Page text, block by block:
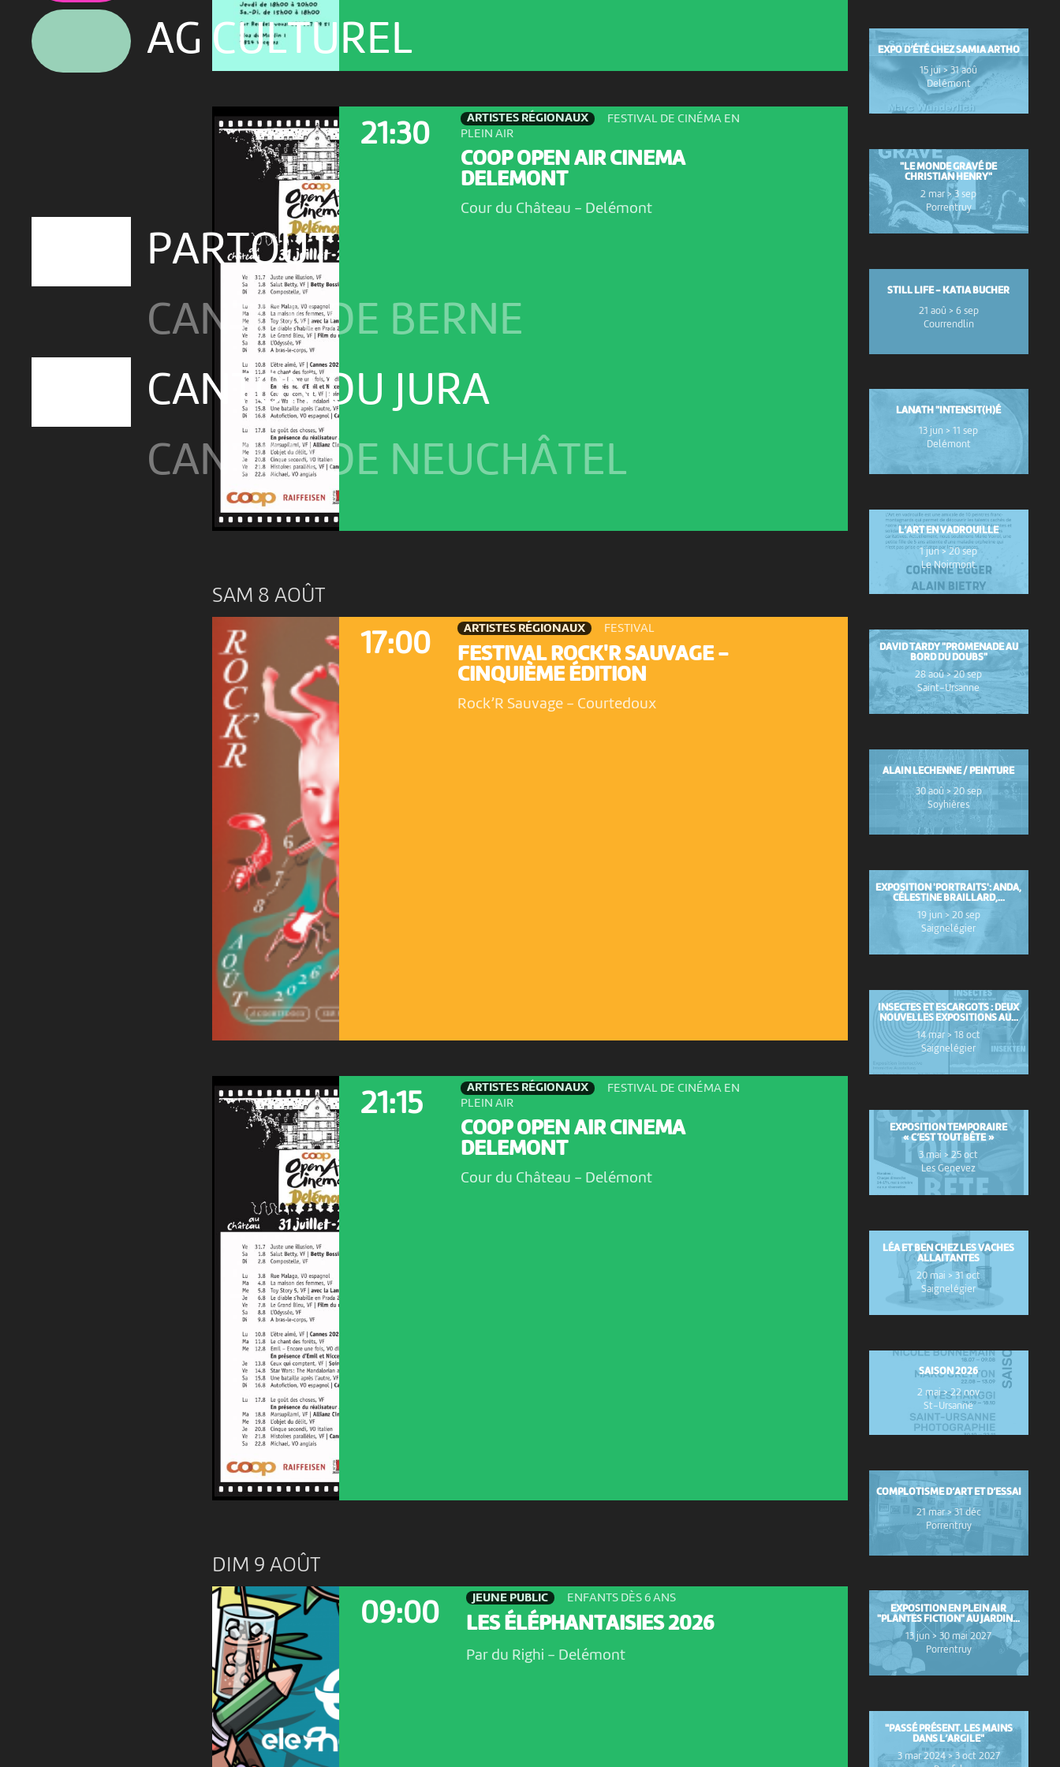
AG CULTUREL
PARTOUT
CANTON DE BERNE
CANTON DU JURA
CANTON DE NEUCHÂTEL
21:30
ARTISTES RÉGIONAUX
FESTIVAL DE CINÉMA EN
PLEIN AIR
COOP OPEN AIR CINEMA
DELEMONT
Cour du Château - Delémont
SAM 8 AOÛT
17:00
ARTISTES RÉGIONAUX FESTIVAL
FESTIVAL ROCK'R SAUVAGE -
CINQUIÈME ÉDITION
Rock’R Sauvage - Courtedoux
21:15
ARTISTES RÉGIONAUX
FESTIVAL DE CINÉMA EN
PLEIN AIR
COOP OPEN AIR CINEMA
DELEMONT
Cour du Château - Delémont
DIM 9 AOÛT
09:00
JEUNE PUBLIC ENFANTS DÈS 6 ANS
LES ÉLÉPHANTAISIES 2026
Par du Righi - Delémont
EXPO D’ÉTÉ CHEZ SAMIA ARTHO
15 jui > 31 aoû
Delémont
"LE MONDE GRAVÉ DE
CHRISTIAN HENRY"
2 mar > 3 sep
Porrentruy
STILL LIFE - KATIA BUCHER
21 aoû > 6 sep
Courrendlin
LANATH "INTENSIT(H)É
13 jun > 11 sep
Delémont
L’ART EN VADROUILLE
1 jun > 20 sep
Le Noirmont
DAVID TARDY "PROMENADE AU
BORD DU DOUBS"
28 aoû > 20 sep
Saint-Ursanne
ALAIN LECHENNE / PEINTURE
30 aoû > 20 sep
Soyhières
EXPOSITION 'PORTRAITS': ANDA,
CÉLESTINE BRAILLARD,...
19 jun > 20 sep
Saignelégier
INSECTES ET ESCARGOTS : DEUX
NOUVELLES EXPOSITIONS AU...
14 mar > 18 oct
Saignelégier
EXPOSITION TEMPORAIRE
« C’EST TOUT BÊTE »
3 mai > 25 oct
Les Genevez
LÉA ET BEN CHEZ LES VACHES
ALLAITANTES
20 mai > 31 oct
Saignelégier
SAISON 2026
2 mai > 22 nov
St-Ursanne
COMPLOTISME D’ART ET D’ESSAI
21 mar > 31 déc
Porrentruy
EXPOSITION EN PLEIN AIR
"PLANTES FICTION" AU JARDIN...
13 jun > 30 mai 2027
Porrentruy
"PASSÉ PRÉSENT. LES MAINS
DANS L’ARGILE"
3 mar 2024 > 3 oct 2027